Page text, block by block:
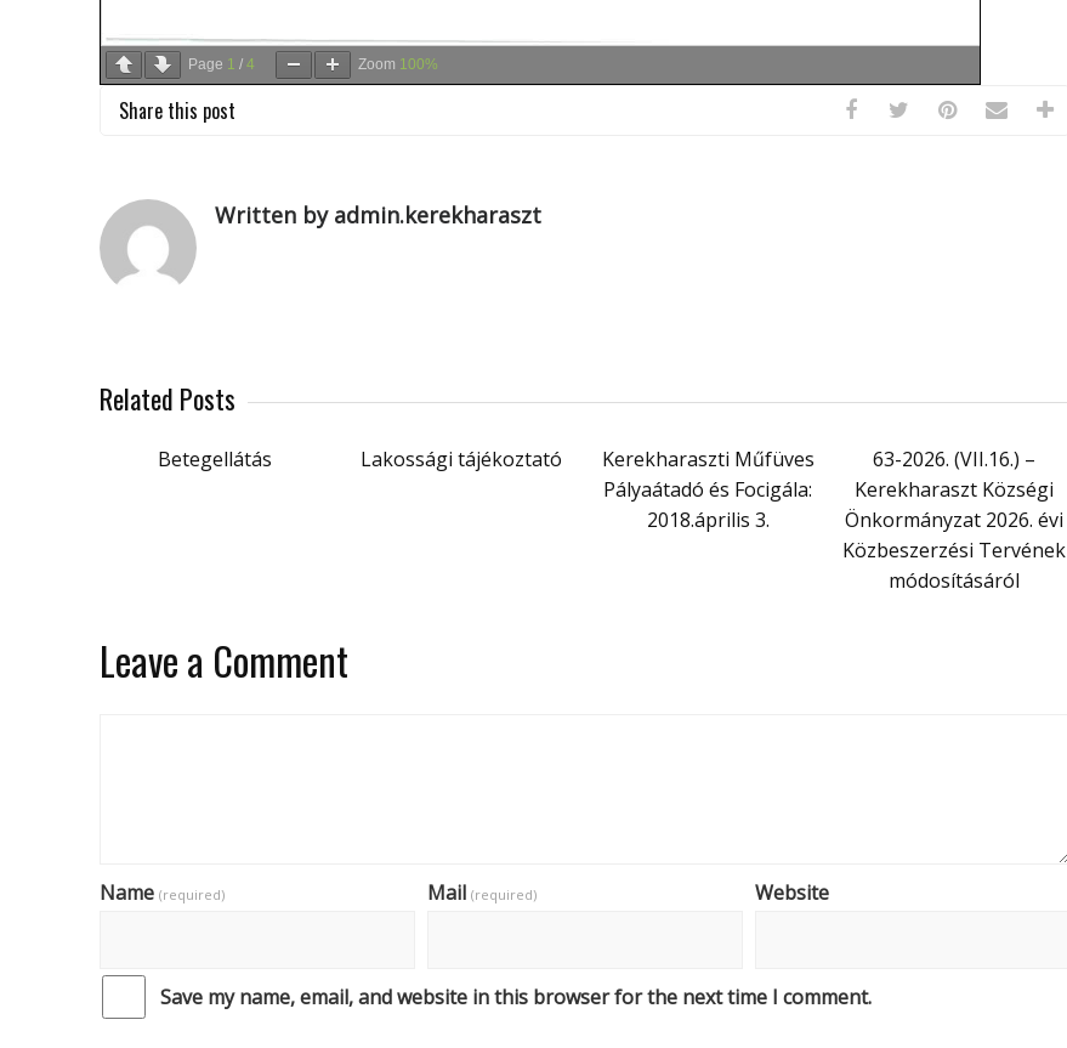
Page 1 / 4 Zoom 100%
Share this post
Written by admin.kerekharaszt
Related Posts
Betegellátás Lakossági tájékoztató
Kerekharaszti Műfüves
Pályaátadó és Focigála:
2018.április 3.
63-2026. (VII.16.) –
Kerekharaszt Községi
Önkormányzat 2026. évi
Közbeszerzési Tervének
módosításáról
Leave a Comment
Name (required) Mail (required) Website
Save my name, email, and website in this browser for the next time I comment.